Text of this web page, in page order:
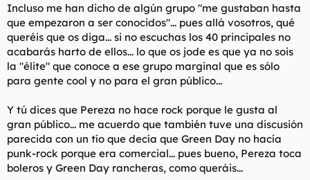
* Pretty in Pink
Special Note: The word "versus" (and its abbreviated form "vs."
or "v.") is commonly left in lower case, despite its being a
preposition of more than three characters.
* Spy vs. Spy
* Birds v. Worms
d. When used to form an infinitive: to
Incluso me han dicho de algún grupo "me gustaban hasta
que empezaron a ser conocidos"... pues allá vosotros, qué
queréis que os diga... si no escuchas los 40 principales no
acabarás harto de ellos... lo que os jode es que ya no sois
la "élite" que conoce a ese grupo marginal que es sólo
para gente cool y no para el gran público...
Y tú dices que Pereza no hace rock porque le gusta al
gran público... me acuerdo que también tuve una discusión
parecida con un tío que decía que Green Day no hacía
punk-rock porque era comercial... pues bueno, Pereza toca
boleros y Green Day rancheras, como queráis...